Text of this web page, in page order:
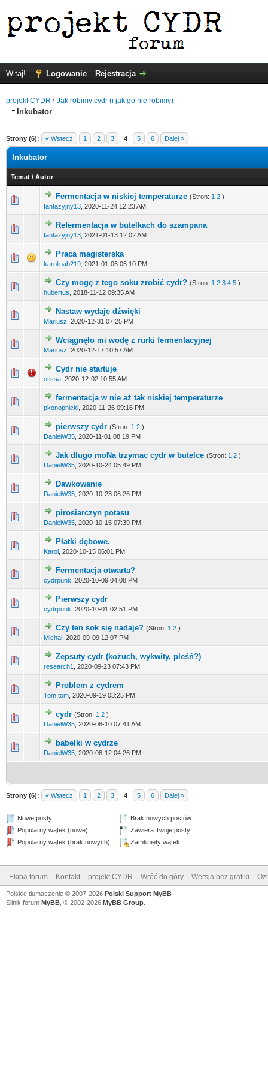
Witaj! Logowanie Rejestracja
projekt CYDR › Jak robimy cydr (i jak go nie robimy)
Inkubator
Strony (6): « Wstecz 1 2 3 4 5 6 Dalej »
Inkubator
Temat / Autor
Fermentacja w niskiej temperaturze (Stron: 1 2 )
fantazyjny13 2020-11-24 12:23 AM
Refermentacja w butelkach do szampana
fantazyjny13 2021-01-13 12:02 AM
Praca magisterska
karolinab219 2021-01-06 05:10 PM
Czy mogę z tego soku zrobić cydr? (Stron: 1 2 3 4 5 )
hubertus 2018-11-12 09:35 AM
Nastaw wydaje dźwięki
Mariusz 2020-12-31 07:25 PM
Wciągnęło mi wodę z rurki fermentacyjnej
Mariusz 2020-12-17 10:57 AM
Cydr nie startuje
otissa 2020-12-02 10:55 AM
fermentacja w nie aż tak niskiej temperaturze
pkonopnicki 2020-11-26 09:16 PM
pierwszy cydr (Stron: 1 2 )
DanielW35 2020-11-01 08:19 PM
Jak dlugo moNa trzymac cydr w butelce (Stron: 1 2 )
DanielW35 2020-10-24 05:49 PM
Dawkowanie
DanielW35 2020-10-23 06:26 PM
pirosiarczyn potasu
DanielW35 2020-10-15 07:39 PM
Płatki dębowe.
Karol 2020-10-15 06:01 PM
Fermentacja otwarta?
cydrpunk 2020-10-09 04:08 PM
Pierwszy cydr
cydrpunk 2020-10-01 02:51 PM
Czy ten sok się nadaje? (Stron: 1 2 )
Michał, 2020-09-09 12:07 PM
Zepsuty cydr (kożuch, wykwity, pleśń?)
research1 2020-09-23 07:43 PM
Problem z cydrem
Tom tom 2020-09-19 03:25 PM
cydr (Stron: 1 2 )
DanielW35 2020-08-10 07:41 AM
babelki w cydrze
DanielW35 2020-08-12 04:26 PM
Strony (6): « Wstecz 1 2 3 4 5 6 Dalej »
Nowe posty
Popularny wątek (nowe)
Popularny wątek (brak nowych)
Brak nowych postów
Zawiera Twoje posty
Zamknięty wątek
Ekipa forum Kontakt projekt CYDR Wróć do góry Wersja bez grafiki
Polskie tłumaczenie © 2007-2026 Polski Support MyBB
Silnik forum MyBB , © 2002-2026 MyBB Group